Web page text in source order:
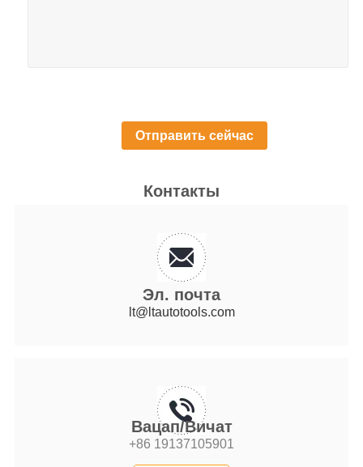
Контакты
Эл. почта
lt@ltautotools.com
Вацап/Вичат
+86 19137105901